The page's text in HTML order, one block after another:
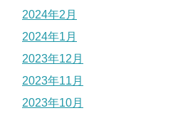
2024年2月
2024年1月
2023年12月
2023年11月
2023年10月